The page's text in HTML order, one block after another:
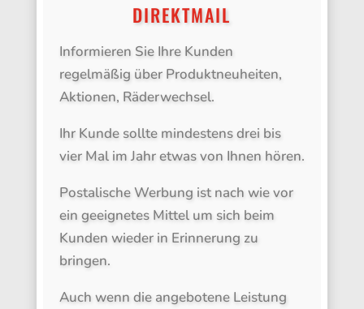
DIREKTMAIL
Informieren Sie Ihre Kunden
regelmäßig über Produktneuheiten,
Aktionen, Räderwechsel.
Ihr Kunde sollte mindestens drei bis
vier Mal im Jahr etwas von Ihnen hören.
Postalische Werbung ist nach wie vor
ein geeignetes Mittel um sich beim
Kunden wieder in Erinnerung zu
bringen.
Auch wenn die angebotene Leistung